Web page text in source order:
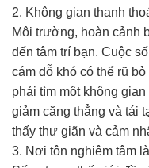
2. Không gian thanh
Môi trường, hoàn cảnh
đến tâm trí bạn. Cuộc
cám dỗ khó có thể rũ
phải tìm một không
giảm căng thẳng và tái
thấy thư giãn và cảm
3. Nơi tôn nghiêm tâm